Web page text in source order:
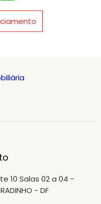
10 Salas 02 a 04 -
- DF